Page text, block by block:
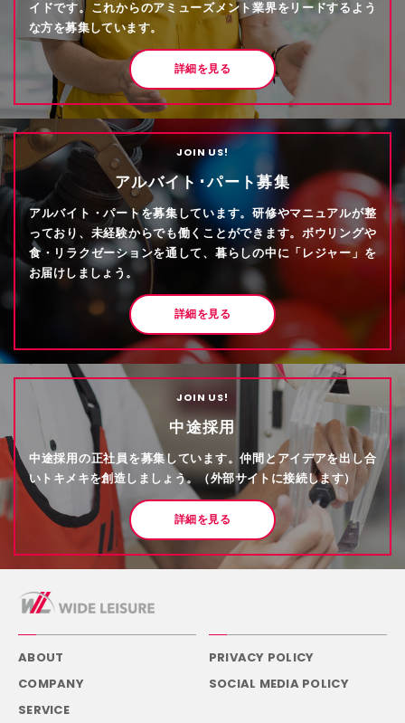
イドです。これからのアミューズメント業界をリードするよう
な方を募集しています。
詳細を見る
JOIN US!
アルバイト･パート募集
アルバイト・パートを募集しています。研修やマニュアルが整
っており、未経験からでも働くことができます。ボウリングや
食・リラクゼーションを通して、暮らしの中に「レジャー」を
お届けしましょう。
詳細を見る
JOIN US!
中途採用
中途採用の正社員を募集しています。仲間とアイデアを出し合
いトキメキを創造しましょう。（外部サイトに接続します）
詳細を見る
ABOUT
COMPANY
SERVICE
PRIVACY POLICY
SOCIAL MEDIA POLICY